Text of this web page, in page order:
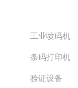
工业喷码机
条码打印机
验证设备